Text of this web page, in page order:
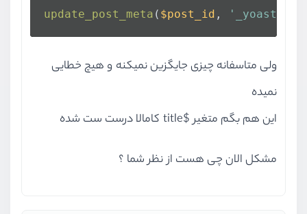
update_post_meta ( $post_id ,
ولی متاسفانه چیزی جایگزین نمیکنه و هیچ خطایی
نمیده
این هم بگم متغیر $title کامالا درست ست شده
مشکل الان چی هست از نظر شما ؟